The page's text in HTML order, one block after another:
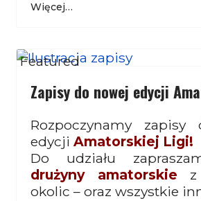
Więcej…
Featured
Zapisy do nowej edycji
Rozpoczynamy zapisy
edycji Amatorskiej Ligi!
Do udziału
drużyny amatorskie z
okolic – oraz wszystkie